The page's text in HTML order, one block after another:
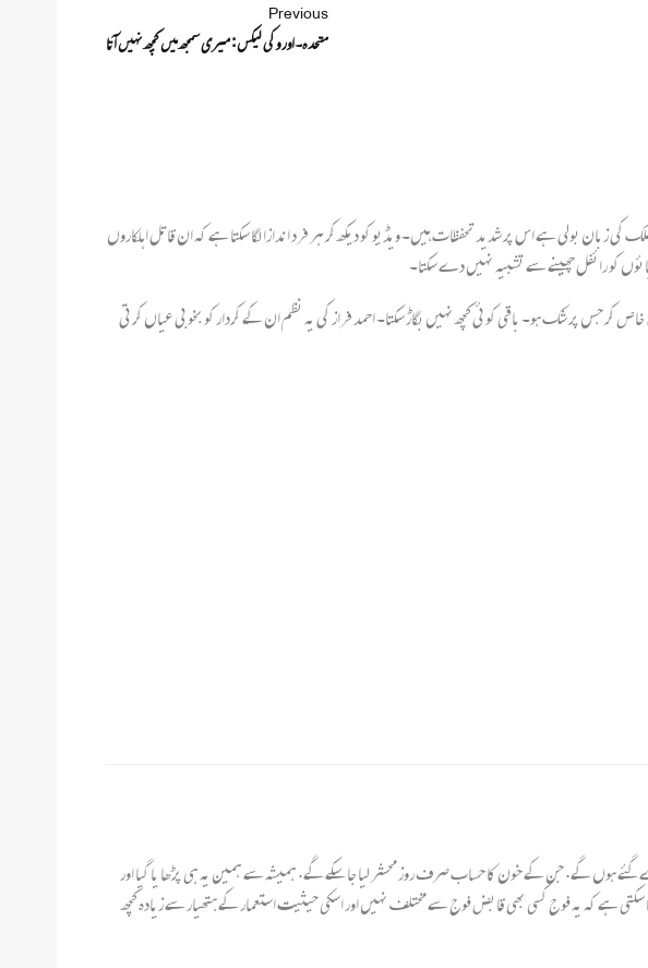
Previous
متحدہ۔اور وکی لیکس : میری سمجھ میں کچھ نہیں آتا
بولی ہے اس پر شدید تحفظات ہیں۔ ویڈیو کو دیکھ کر ہر فرد اندازا لگا سکتا ہے کہ ان قاتل اہلکاروں
کو رائفل چھینے سے تشبیہ نہیں دے سکتا۔
کر جس پر شک ہو۔ باقی کوئی کچھ نہیں بگاڑ سکتا۔ احمد فراز کی یہ نظم ان کے کردار کو بخوبی عیاں کرتی
گئے ہوں گے. جن کے خون کا حساب صرف روز محشر لیا جا سکے گے. ہمیشہ سے ہمین یہ ہی پڑھا یا گیا اور
رکھنے والے مجاحدوں کا گروپ ہے لیکن آج 2011 میں یہ بات وثوق سے کہی جا سکتی ہے کہ یہ فوج کسی بھی قابض فوج سے مختلف نہیں اور اسکی حیثیت استعمار کے ہتھیار سے زیادہ کچھ